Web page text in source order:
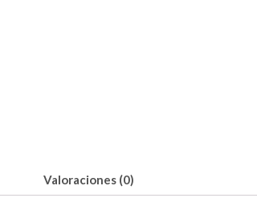
Valoraciones (0)